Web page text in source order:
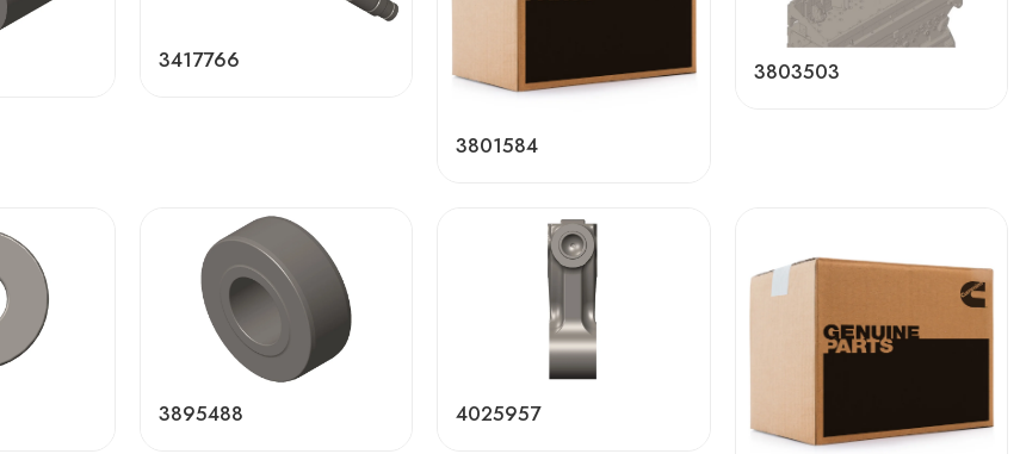
3417766
3801584
3803503
3895488 4025957